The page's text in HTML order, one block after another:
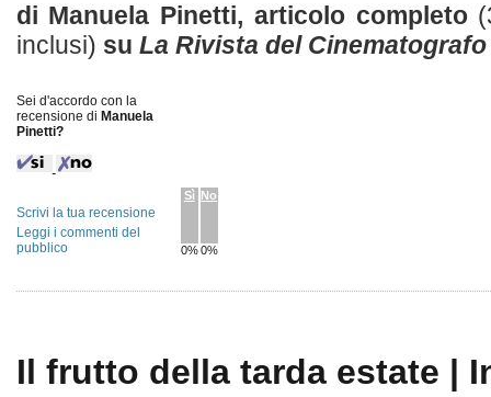
di Manuela Pinetti, articolo completo
inclusi) su La Rivista del Cinematografo
Sei d'accordo con la
recensione di Manuela
Pinetti?
Sì
0%
No
0%
Scrivi la tua recensione
Leggi i commenti del
pubblico
Il frutto della tarda estate |